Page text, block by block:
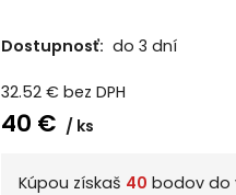
Dostupnosť: do 3 dní
32.52€ bez DPH
40 € ks
Kúpou získaš 40 bodov do